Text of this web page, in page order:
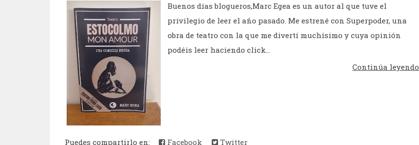
Buenos días blogueros,Marc Egea es un autor al que tuve el
privilegio de leer el año pasado. Me estrené con Superpoder, una
obra de teatro con la que me divertí muchísimo y cuya opinión
podéis leer haciendo click...
Continúa leyendo
Puedes compartirlo en: Facebook Twitter